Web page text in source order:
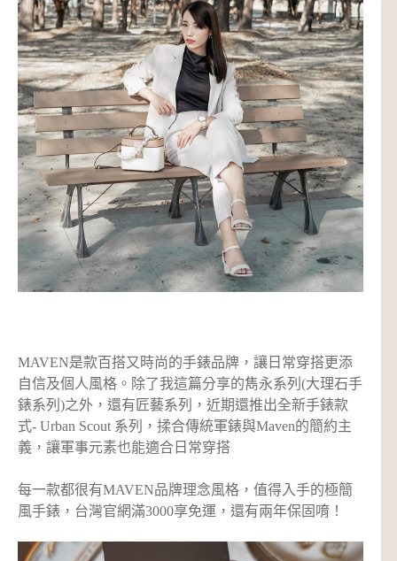
MAVEN是款百搭又時尚的手錶品牌，讓日常穿搭更添
自信及個人風格。除了我這篇分享的雋永系列(大理石手
錶系列)之外，還有匠藝系列，近期還推出全新手錶款
式- Urban Scout 系列，揉合傳統軍錶與Maven的簡約主
義，讓軍事元素也能適合日常穿搭
每一款都很有MAVEN品牌理念風格，值得入手的極簡
風手錶，台灣官網滿3000享免運，還有兩年保固唷！